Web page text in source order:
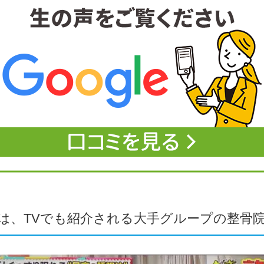
、TVでも紹介される大手グループの整骨